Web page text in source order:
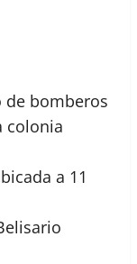
de bomberos
colonia
a 11